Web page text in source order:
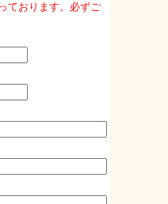
ております。必ずご